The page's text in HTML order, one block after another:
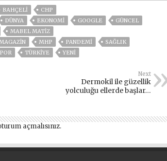
BAHÇELİ
CHP
DÜNYA EKONOMİ GOOGLE
GÜNCEL
MABEL MATİZ
MAGAZİN MHP PANDEMİ
SAĞLIK
TÜRKİYE YENİ
Next
Dermokil ile güzellik
yolculuğu ellerde başlar…
açmalısınız.